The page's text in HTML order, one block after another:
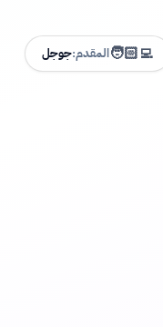
🧑🏻‍💻المقدم:جوجل